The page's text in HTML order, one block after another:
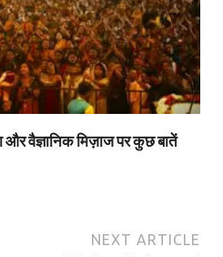
वैज्ञानिक मिज़ाज पर कुछ बातें
NEXT ARTICLE